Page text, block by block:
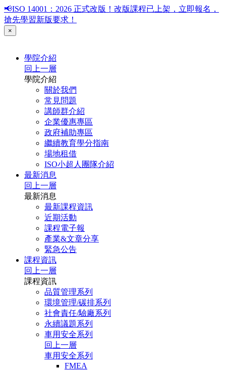
📢ISO 14001：2026 正式改版！改版課程已上架，立即報名，
搶先學習新版要求！
×
學院介紹
回上一層
學院介紹
關於我們
常見問題
講師群介紹
企業優惠專區
政府補助專區
繼續教育學分指南
場地租借
ISO小超人團隊介紹
最新消息
回上一層
最新消息
最新課程資訊
近期活動
課程電子報
產業&文章分享
緊急公告
課程資訊
回上一層
課程資訊
品質管理系列
環境管理/碳排系列
社會責任/驗廠系列
永續議題系列
車用安全系列
回上一層
車用安全系列
FMEA